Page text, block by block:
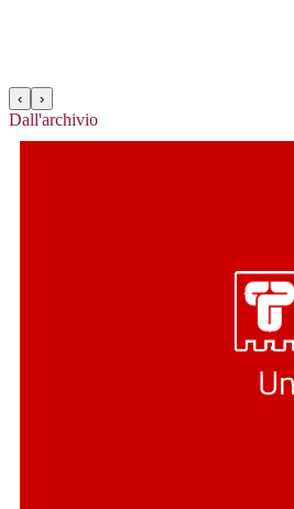
‹ ›
Dall'archivio